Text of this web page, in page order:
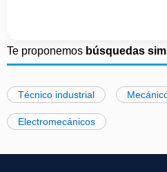
Te proponemos búsquedas
Técnico industrial
Electromecánicos